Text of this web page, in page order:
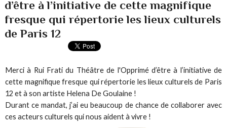
d’être à l’initiative de cette magnifique
fresque qui répertorie les lieux culturels
de Paris 12
Merci à Rui Frati du Théâtre de l'Opprimé d’être à l’initiative de
cette magnifique fresque qui répertorie les lieux culturels de Paris
12 et à son artiste Helena De Goulaine !
Durant ce mandat, j’ai eu beaucoup de chance de collaborer avec
ces acteurs culturels qui nous aident à vivre !